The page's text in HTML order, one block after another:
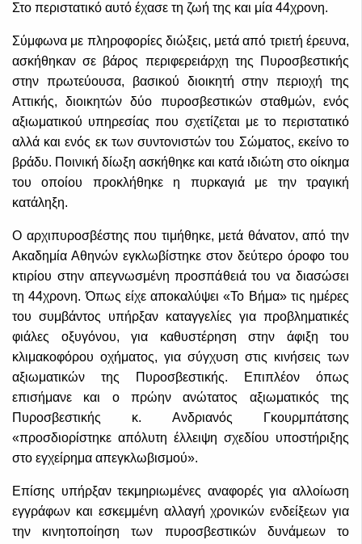
Στο περιστατικό αυτό έχασε τη ζωή της και μία 44χρονη.
Σύμφωνα με πληροφορίες διώξεις, μετά από τριετή έρευνα,
ασκήθηκαν σε βάρος περιφερειάρχη της Πυροσβεστικής
στην πρωτεύουσα, βασικού διοικητή στην περιοχή της
Αττικής, διοικητών δύο πυροσβεστικών σταθμών, ενός
αξιωματικού υπηρεσίας που σχετίζεται με το περιστατικό
αλλά και ενός εκ των συντονιστών του Σώματος, εκείνο το
βράδυ. Ποινική δίωξη ασκήθηκε και κατά ιδιώτη στο οίκημα
του οποίου προκλήθηκε η πυρκαγιά με την τραγική
κατάληξη.
Ο αρχιπυροσβέστης που τιμήθηκε, μετά θάνατον, από την
Ακαδημία Αθηνών εγκλωβίστηκε στον δεύτερο όροφο του
κτιρίου στην απεγνωσμένη προσπάθειά του να διασώσει
τη 44χρονη. Όπως είχε αποκαλύψει «Το Βήμα» τις ημέρες
του συμβάντος υπήρξαν καταγγελίες για προβληματικές
φιάλες οξυγόνου, για καθυστέρηση στην άφιξη του
κλιμακοφόρου οχήματος, για σύγχυση στις κινήσεις των
αξιωματικών της Πυροσβεστικής. Επιπλέον όπως
επισήμανε και ο πρώην ανώτατος αξιωματικός της
Πυροσβεστικής κ. Ανδριανός Γκουρμπάτσης
«προσδιορίστηκε απόλυτη έλλειψη σχεδίου υποστήριξης
στο εγχείρημα απεγκλωβισμού».
Επίσης υπήρξαν τεκμηριωμένες αναφορές για αλλοίωση
εγγράφων και εσκεμμένη αλλαγή χρονικών ενδείξεων για
την κινητοποίηση των πυροσβεστικών δυνάμεων το